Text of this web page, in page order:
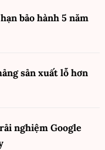
bảo hành 5 năm
sản xuất lỗ hơn
nghiệm Google